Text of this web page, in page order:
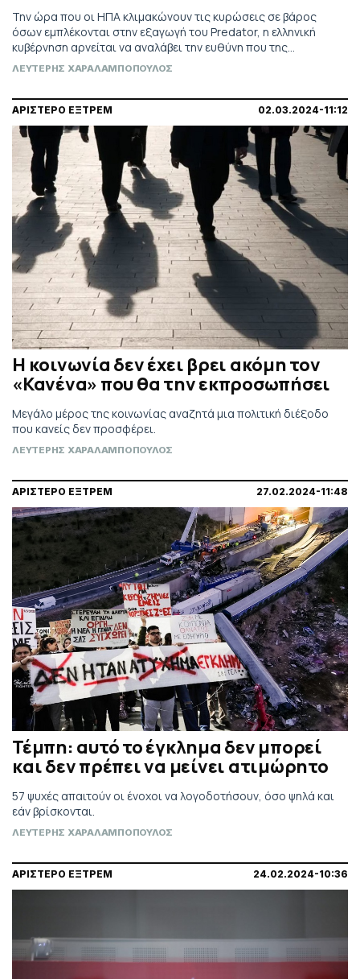
Την ώρα που οι ΗΠΑ κλιμακώνουν τις κυρώσεις σε βάρος
όσων εμπλέκονται στην εξαγωγή του Predator, η ελληνική
κυβέρνηση αρνείται να αναλάβει την ευθύνη που της
αναλογεί.
ΛΕΥΤΕΡΗΣ ΧΑΡΑΛΑΜΠΟΠΟΥΛΟΣ
ΑΡΙΣΤΕΡΟ ΕΞΤΡΕΜ 02.03.2024-11:12
Η κοινωνία δεν έχει βρει ακόμη τον
«Κανένα» που θα την εκπροσωπήσει
Μεγάλο μέρος της κοινωνίας αναζητά μια πολιτική διέξοδο
που κανείς δεν προσφέρει.
ΛΕΥΤΕΡΗΣ ΧΑΡΑΛΑΜΠΟΠΟΥΛΟΣ
ΑΡΙΣΤΕΡΟ ΕΞΤΡΕΜ 27.02.2024-11:48
Τέμπη: αυτό το έγκλημα δεν μπορεί
και δεν πρέπει να μείνει ατιμώρητο
57 ψυχές απαιτούν οι ένοχοι να λογοδοτήσουν, όσο ψηλά και
εάν βρίσκονται.
ΛΕΥΤΕΡΗΣ ΧΑΡΑΛΑΜΠΟΠΟΥΛΟΣ
ΑΡΙΣΤΕΡΟ ΕΞΤΡΕΜ 24.02.2024-10:36